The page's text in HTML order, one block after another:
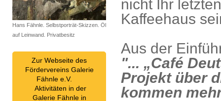
nicht Ihr
Kaffeehaus
Aus der
"... „Café
Projekt über
kommen
Hans Fähnle. Selbstporträt-Skizzen. Öl
auf Leinwand. Privatbesitz
Zur Webseite des
Fördervereins Galerie
Fähnle e.V.
Aktivitäten in der
Galerie Fähnle in